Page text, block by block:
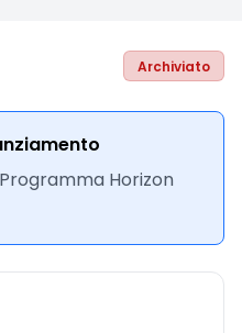
Archiviato
Horizon